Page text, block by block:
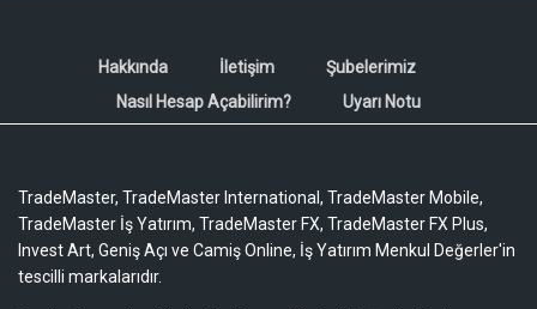
Hakkında İletişim
Şubelerimiz
Nasıl Hesap Açabilirim?
Uyarı Notu
TradeMaster, TradeMaster International, TradeMaster Mobile,
TradeMaster İş Yatırım, TradeMaster FX, TradeMaster FX Plus,
Invest Art, Geniş Açı ve Camiş Online, İş Yatırım Menkul Değerler'in
tescilli markalarıdır.